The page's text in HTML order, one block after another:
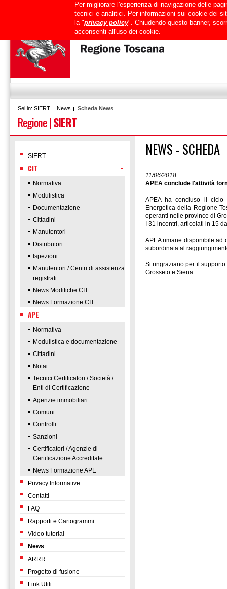
Mappa del sito RTRT Intranet
Sei in: SIERT News Scheda News
Regione|SIERT
SIERT
CIT
Normativa
Modulistica
Documentazione
Cittadini
Manutentori
Distributori
Ispezioni
Manutentori / Centri di assistenza
registrati
News Modifiche CIT
News Formazione CIT
APE
Normativa
Modulistica e documentazione
Cittadini
Notai
Tecnici Certificatori / Società /
Enti di Certificazione
Agenzie immobiliari
Comuni
Controlli
Sanzioni
Certificatori / Agenzie di
Certificazione Accreditate
News Formazione APE
Privacy Informative
Contatti
FAQ
Rapporti e Cartogrammi
Video tutorial
News
ARRR
Progetto di fusione
Link Utili
NEWS - SCHEDA
11/06/2018
APEA conclude l'attività
APEA ha concluso il ciclo
Energetica della Regione
operanti nelle province di
I 31 incontri, articolati in 15
APEA rimane disponibile ad
subordinata al
Si ringraziano per il
Grosseto e Siena.
Per migliorare l'esperienza di navigazione delle
tecnici e analitici. Per informazioni sui cookie dei
la "privacy policy". Chiudendo questo banner,
acconsenti all'uso dei cookie.